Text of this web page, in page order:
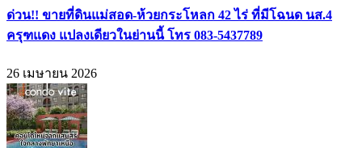
ด่วน!! ขายที่ดินแม่สอด-ห้วยกระโหลก 42 ไร่ ที่มีโฉนด นส.4
ครุฑแดง แปลงเดียวในย่านนี้ โทร 083-5437789
26 เมษายน 2026